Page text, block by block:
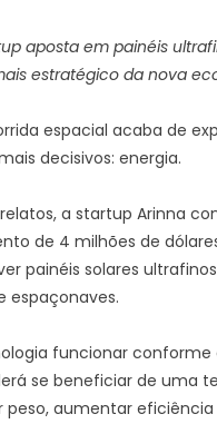
aposta em painéis
estratégico da nova
espacial acaba de
decisivos: energia.
a startup Arinna
de 4 milhões de
painéis solares
espaçonaves.
funcionar conforme
se beneficiar de uma
peso, aumentar